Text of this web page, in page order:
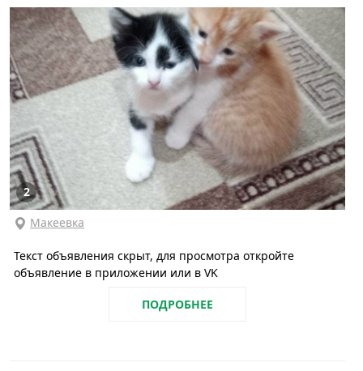
2
Макеевка
Текст объявления скрыт, для просмотра откройте
объявление в приложении или в VK
ПОДРОБНЕЕ